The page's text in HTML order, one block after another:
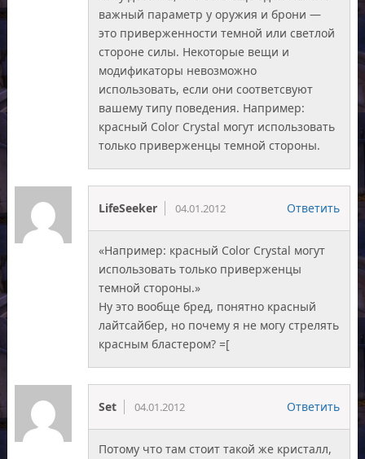
важный параметр у оружия и брони —
это приверженности темной или светлой
стороне силы. Некоторые вещи и
модификаторы невозможно
использовать, если они соответсвуют
вашему типу поведения. Например:
красный Color Crystal могут использовать
только приверженцы темной стороны.
LifeSeeker 04.01.2012 Ответить
«Например: красный Color Crystal могут
использовать только приверженцы
темной стороны.»
Ну это вообще бред, понятно красный
лайтсайбер, но почему я не могу стрелять
красным бластером? =[
Set 04.01.2012 Ответить
Потому что там стоит такой же кристалл,